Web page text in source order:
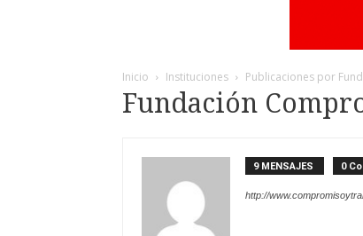
Inicio Instituciones Publicaciones por
Fundación
9 MENSAJES 0
http://